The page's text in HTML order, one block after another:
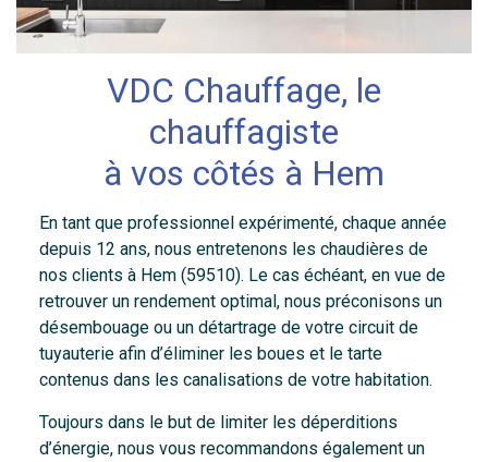
VDC Chauffage, le
chauffagiste
à vos côtés à Hem
En tant que professionnel expérimenté, chaque année
depuis 12 ans, nous entretenons les chaudières de
nos clients à Hem (59510). Le cas échéant, en vue de
retrouver un rendement optimal, nous préconisons un
désembouage ou un détartrage de votre circuit de
tuyauterie afin d’éliminer les boues et le tarte
contenus dans les canalisations de votre habitation.
Toujours dans le but de limiter les déperditions
d’énergie, nous vous recommandons également un